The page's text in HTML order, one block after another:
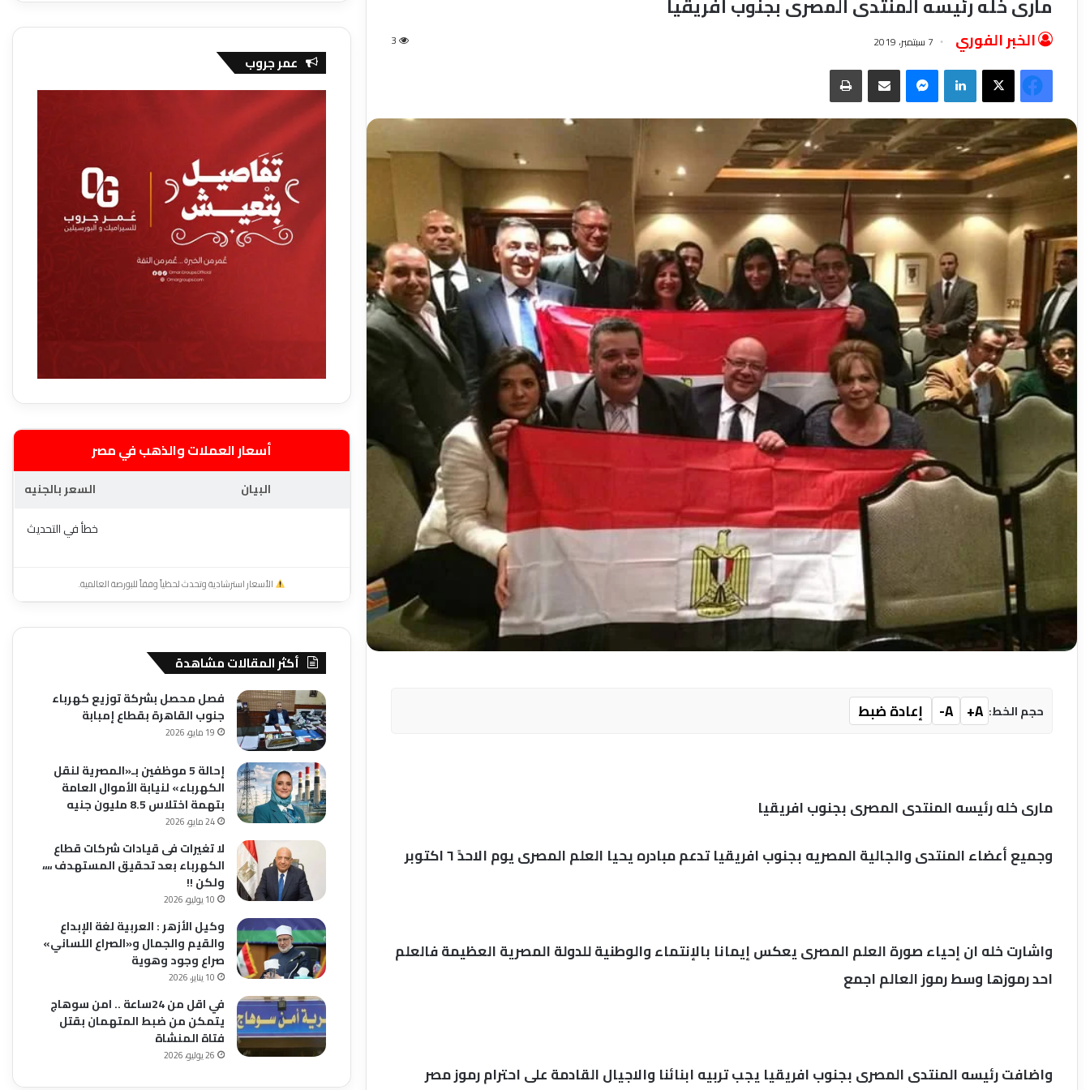
الخبر الفوري 7 سبتمبر، 2019 3
فيسبوك‫X لينكدإن ماسنجر مشاركة عبر البريد طباعة
حجم الخط: A+
A- إعادة ضبط
مارى خله رئيسه المنتدى المصرى بجنوب افريقيا
وجميع أعضاء المنتدى والجالية المصريه بجنوب افريقيا تدعم مبادره يحيا العلم المصرى يوم الاحدً ٦ اكتوبر
واشارت خله ان إحياء صورة العلم المصرى يعكس إيمانا بالإنتماء والوطنية للدولة المصرية العظيمة فالعلم
احد رموزها وسط رموز العالم اجمع
واضافت رئيسه المنتدى المصرى بجنوب افريقيا يجب تربيه ابنائنا والاجيال القادمة على احترام رموز مصر
عمر جروب
أسعار العملات والذهب في مصر
البيان
السعر بالجنيه
خطأ في التحديث
الأسعار استرشادية وتحدث لحظياً وفقاً للبورصة العالمية.
أكثر المقالات مشاهدة
فصل محصل بشركة توزيع كهرباء
جنوب القاهرة بقطاع إمبابة
19 مايو، 2026
إحالة 5 موظفين بـ«المصرية لنقل
الكهرباء» لنيابة الأموال العامة
بتهمة اختلاس 8.5 مليون جنيه
24 مايو، 2026
لا تغيرات فى قيادات شركات قطاع
الكهرباء بعد تحقيق المستهدف ،،،،
ولكن !!
10 يوليو، 2026
وكيل الأزهر : العربية لغة الإبداع
والقيم والجمال و«الصراع اللساني»
صراع وجود وهوية
10 يناير، 2026
في اقل من 24ساعة .. امن سوهاج
يتمكن من ضبط المتهمان بقتل
فتاة المنشاة
26 يوليو، 2026